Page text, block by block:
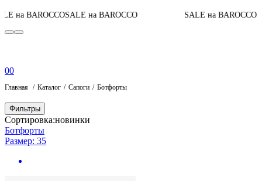
на BAROCCOSALE на BAROCCO SALE на BAROCCO
00
Главная Каталог Сапоги Ботфорты
Фильтры
Сортировка:новинки
Ботфорты
Размер: 35